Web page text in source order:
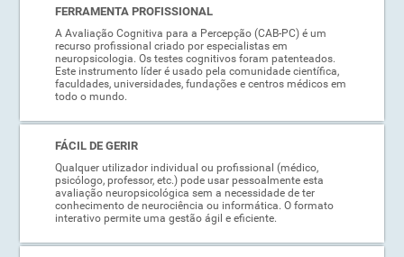
FERRAMENTA PROFISSIONAL
A Avaliação Cognitiva para a Percepção (CAB-PC) é um
recurso profissional criado por especialistas em
neuropsicologia. Os testes cognitivos foram patenteados.
Este instrumento líder é usado pela comunidade científica,
faculdades, universidades, fundações e centros médicos em
todo o mundo.
FÁCIL DE GERIR
Qualquer utilizador individual ou profissional (médico,
psicólogo, professor, etc.) pode usar pessoalmente esta
avaliação neuropsicológica sem a necessidade de ter
conhecimento de neurociência ou informática. O formato
interativo permite uma gestão ágil e eficiente.